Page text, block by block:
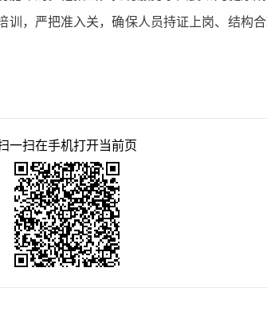
，严把准入关，确保人员持证上岗、结构
一扫在手机打开当前页